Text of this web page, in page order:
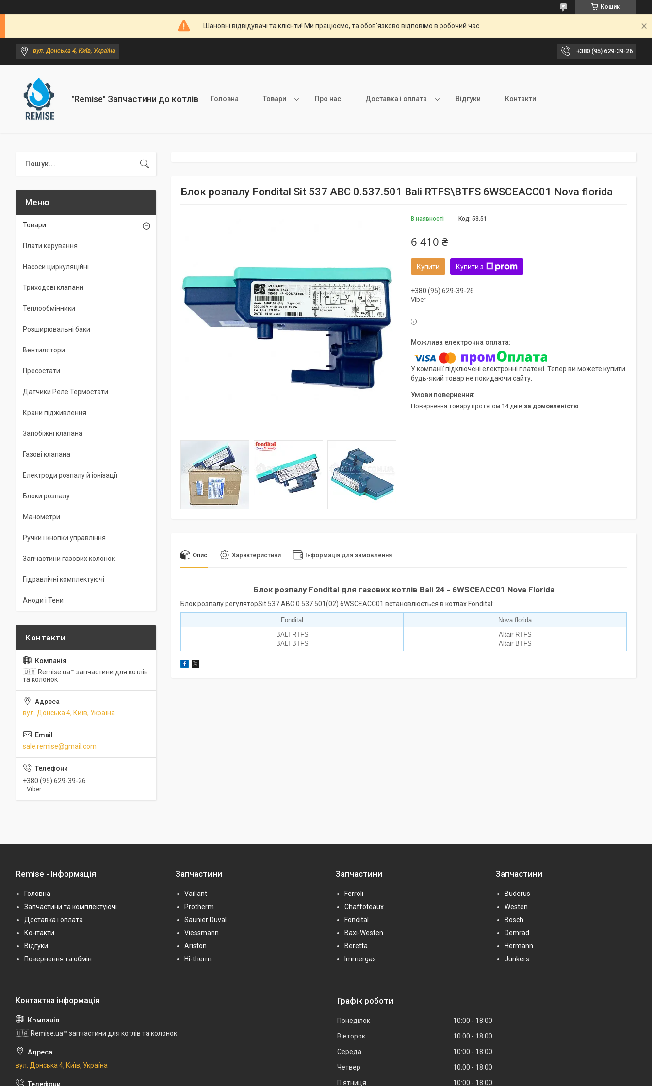
Кошик
Шановні відвідувачі та клієнти! Ми працюємо, та обов'язково відповімо в робочий час.
вул. Донська 4, Київ, Україна +380 (95) 629-39-26
"Remise" Запчастини до котлів Головна Товари Про нас Доставка і оплата Відгуки Контакти
Блок розпалу Fondital Sit 537 ABC 0.537.501 Bali RTFS\BTFS 6WSCEACC01 Nova florida
В наявності Код: 53.51
6 410 ₴
Купити Купити з
+380 (95) 629-39-26
Viber
У компанії підключені електронні платежі. Тепер ви можете купити
будь-який товар не покидаючи сайту.
повернення товару протягом 14 днів за домовленістю
Опис Характеристики Інформація для замовлення
Блок розпалу Fondital для газових котлів Bali 24 - 6WSCEACC01 Nova Florida
Блок розпалу регуляторSit 537 ABC 0.537.501(02) 6WSCEACC01 встановлюється в котлах Fondital:
Fondital
Nova florida
BALI RTFS
BALI BTFS
Altair RTFS
Altair BTFS
Товари
Плати керування
Насоси циркуляційні
Триходові клапани
Теплообмінники
Розширювальні баки
Вентилятори
Пресостати
Датчики Реле Термостати
Крани підживлення
Запобіжні клапана
Газові клапана
Електроди розпалу й іонізації
Блоки розпалу
Манометри
Ручки і кнопки управління
Запчастини газових колонок
Гідравлічні комплектуючі
Аноди і Тени
🇺🇦 Remise.ua™ запчастини для котлів
та колонок
вул. Донська 4, Київ, Україна
sale.remise@gmail.com
+380 (95) 629-39-26
Viber
Remise - Інформація
Головна
Запчастини та комплектуючі
Доставка і оплата
Контакти
Відгуки
Повернення та обмін
Запчастини
Vaillant
Protherm
Saunier Duval
Viessmann
Ariston
Hi-therm
Запчастини
Ferroli
Chaffoteaux
Fondital
Baxi-Westen
Beretta
Immergas
Запчастини
Buderus
Westen
Bosch
Demrad
Hermann
Junkers
🇺🇦 Remise.ua™ запчастини для котлів та колонок
вул. Донська 4, Київ, Україна
Графік роботи
Понеділок 10:00
18:00
Вівторок
10:00
18:00
Середа
10:00
18:00
Четвер
10:00
18:00
Пʼятниця
10:00 18:00